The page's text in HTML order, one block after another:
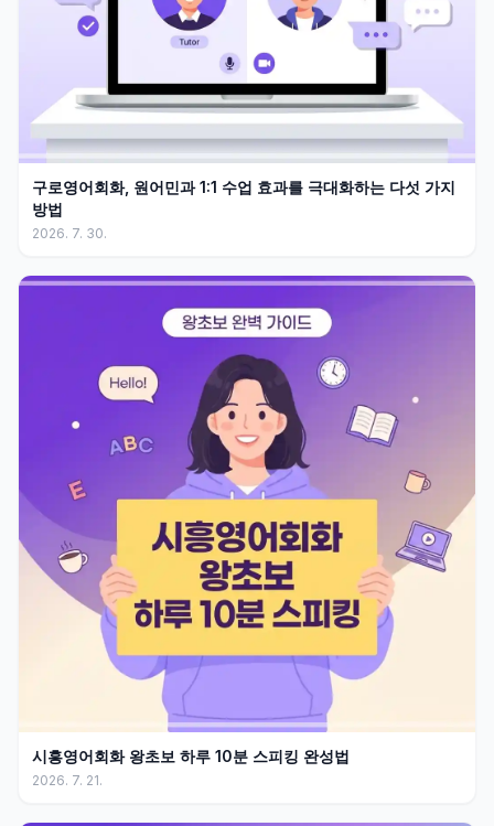
구로영어회화, 원어민과 1:1 수업 효과를 극대화하는 다섯 가지
방법
2026. 7. 30.
시흥영어회화 왕초보 하루 10분 스피킹 완성법
2026. 7. 21.